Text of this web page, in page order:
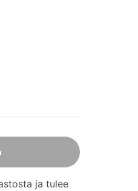
ja tulee